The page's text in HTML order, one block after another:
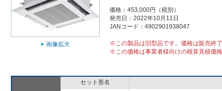
画像拡大
価格：453,000円（税別）
発売日：2022年10月11日
JANコード：4902901938047
※この製品は旧型品です。価格は販売終
※この価格は事業者様向けの積算見積価
セット形名